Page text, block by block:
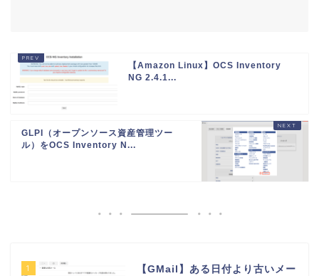
【Amazon Linux】OCS Inventory
NG 2.4.1...
GLPI（オープンソース資産管理ツー
ル）をOCS Inventory N...
1
【GMail】ある日付より古いメー